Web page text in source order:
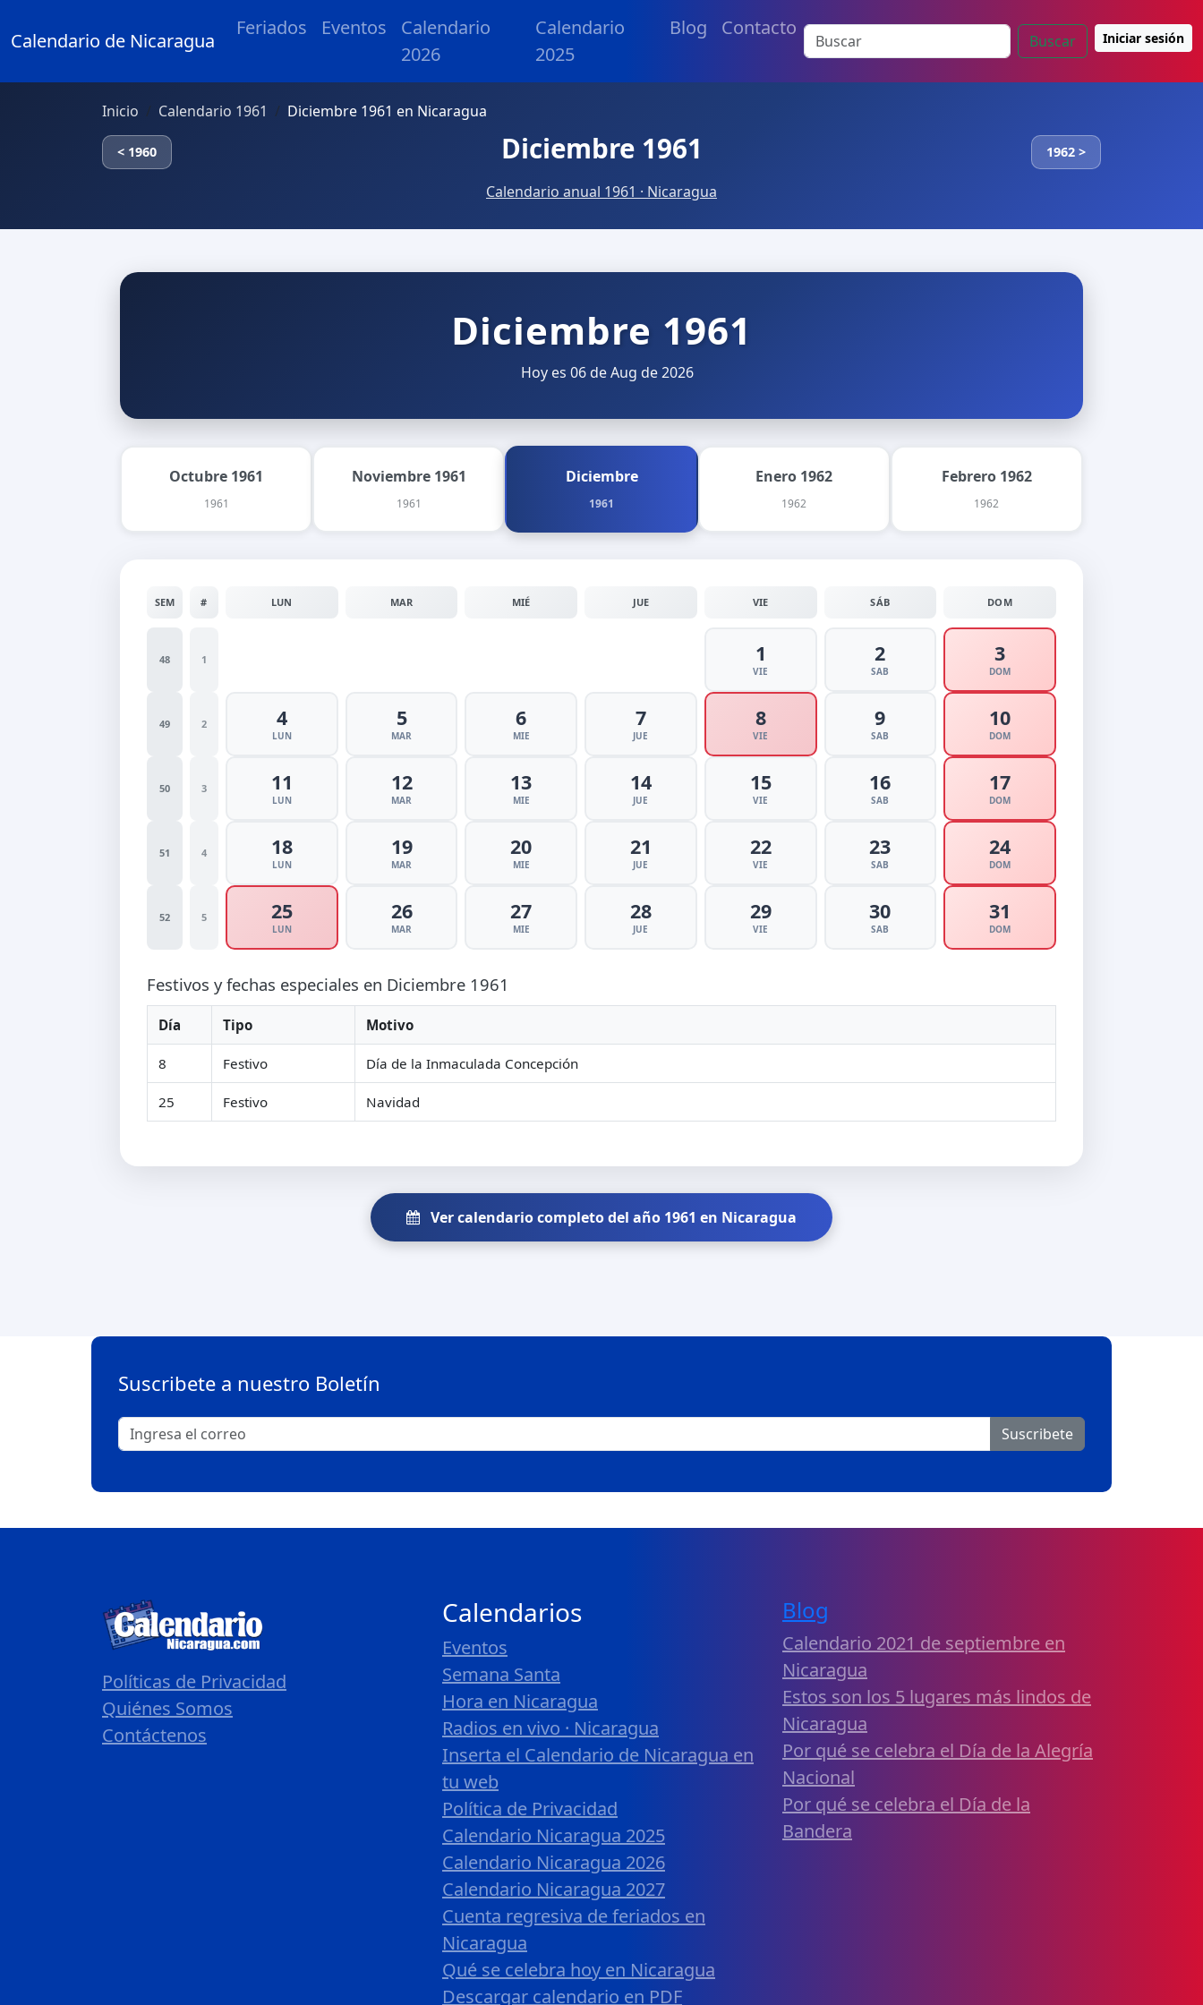
Calendario de Nicaragua
Feriados Eventos
Calendario
2026
Calendario
2025
Blog Contacto
Buscar Iniciar sesión
Inicio Calendario 1961 Diciembre 1961 en Nicaragua
< 1960 Diciembre 1961 1962 >
Calendario anual 1961 · Nicaragua
Diciembre 1961
Hoy es 06 de Aug de 2026
Octubre 1961
1961
Noviembre 1961
1961
Diciembre
1961
Enero 1962
1962
Febrero 1962
1962
SEM # LUN MAR MIÉ JUE VIE SÁB DOM
48 1 1
VIE
2
SAB
3
DOM
49 2 4
LUN
5
MAR
6
MIE
7
JUE
8
VIE
9
SAB
10
DOM
50 3 11
LUN
12
MAR
13
MIE
14
JUE
15
VIE
16
SAB
17
DOM
51 4 18
LUN
19
MAR
20
MIE
21
JUE
22
VIE
23
SAB
24
DOM
52 5 25
LUN
26
MAR
27
MIE
28
JUE
29
VIE
30
SAB
31
DOM
Festivos y fechas especiales en Diciembre 1961
Día Tipo Motivo
8 Festivo Día de la Inmaculada Concepción
25 Festivo Navidad
Ver calendario completo del año 1961 en Nicaragua
Suscribete a nuestro Boletín
Suscribete
Políticas de Privacidad
Quiénes Somos
Contáctenos
Calendarios
Eventos
Semana Santa
Hora en Nicaragua
Radios en vivo · Nicaragua
Inserta el Calendario de Nicaragua en
tu web
Política de Privacidad
Calendario Nicaragua 2025
Calendario Nicaragua 2026
Calendario Nicaragua 2027
Cuenta regresiva de feriados en
Nicaragua
Qué se celebra hoy en Nicaragua
Descargar calendario en PDF
Blog
Calendario 2021 de septiembre en
Nicaragua
Estos son los 5 lugares más lindos de
Nicaragua
Por qué se celebra el Día de la Alegría
Nacional
Por qué se celebra el Día de la
Bandera